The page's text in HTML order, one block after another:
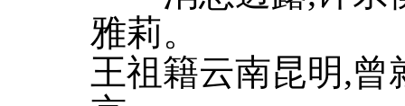
雅莉。
王祖籍云南昆明,曾